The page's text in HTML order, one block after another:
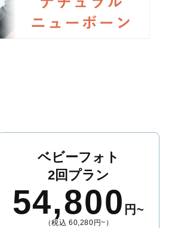
ベビーフォト
2回プラン
54,800 円~
（税込 60,280円~）